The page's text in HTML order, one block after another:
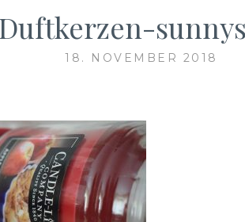
18. NOVEMBER 2018